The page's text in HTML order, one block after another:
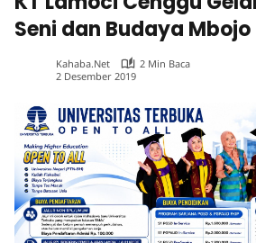
Seni dan Budaya Mbojo
Kahaba.net
2 Min Baca
2 Desember 2019